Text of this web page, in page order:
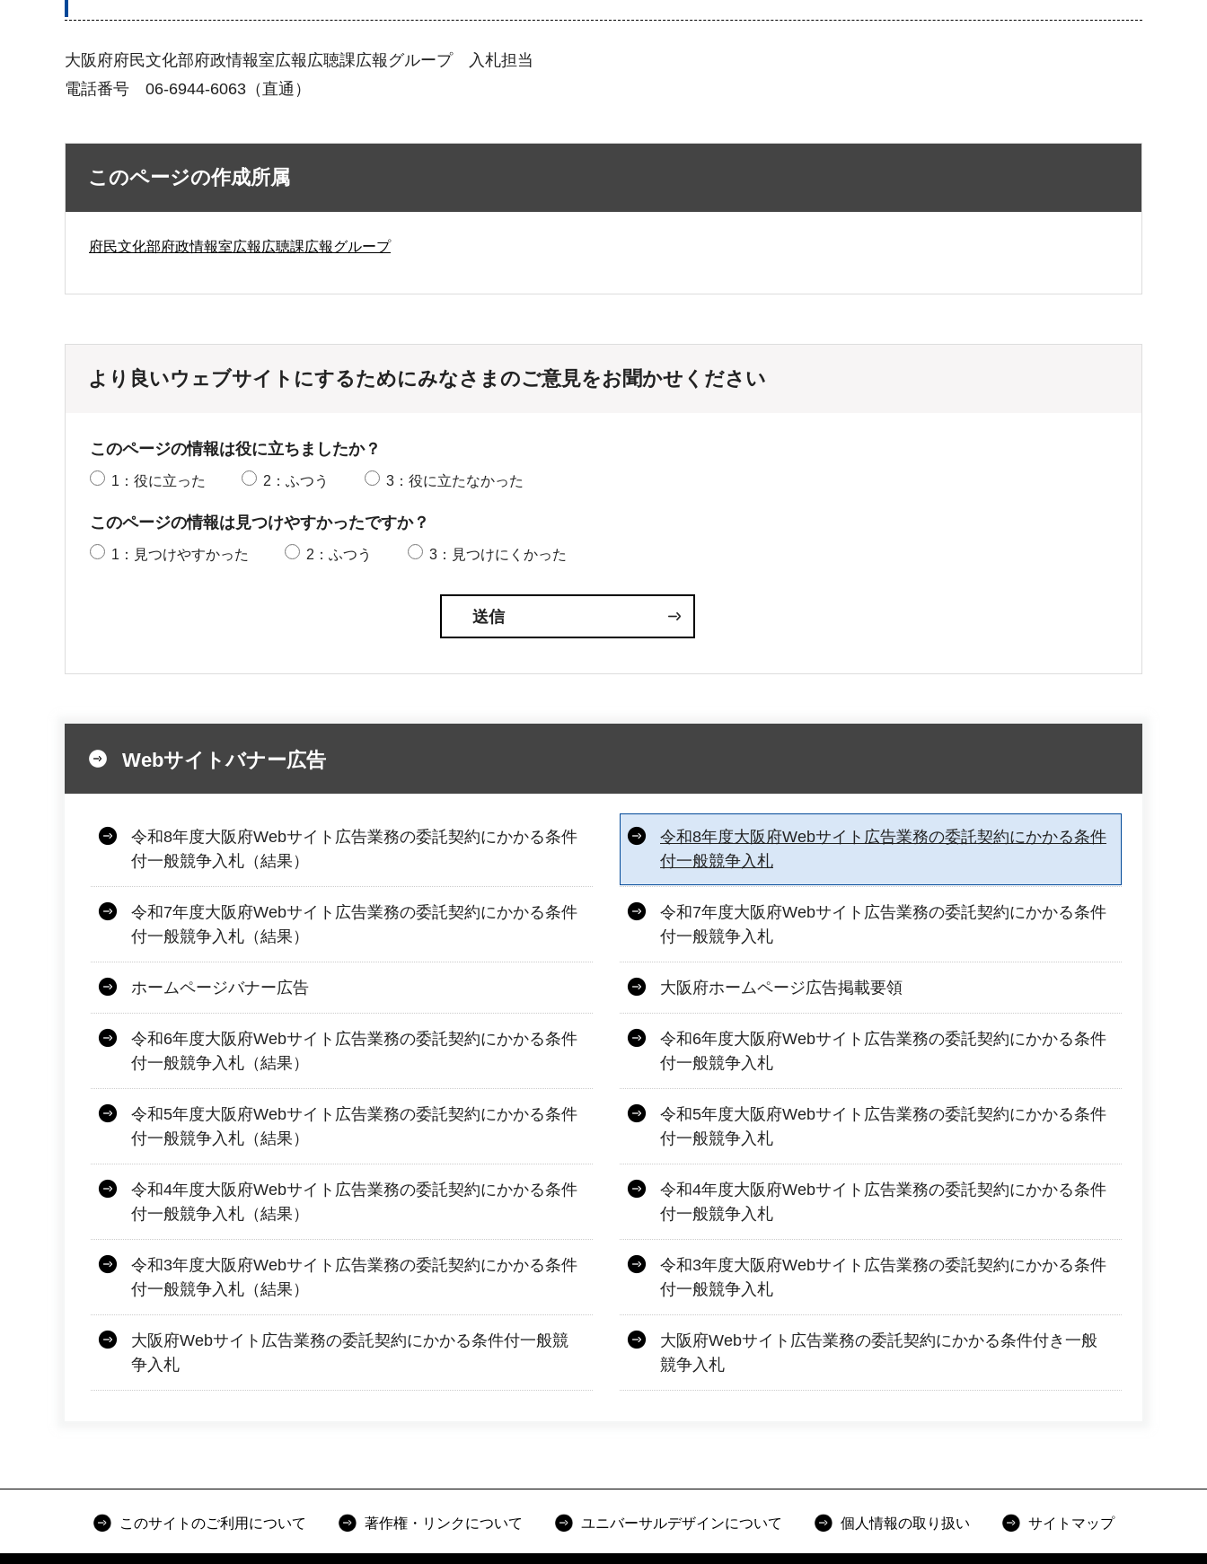
大阪府府民文化部府政情報室広報広聴課広報グループ 入札担当
電話番号 06-6944-6063（直通）
このページの作成所属
府民文化部府政情報室広報広聴課広報グループ
より良いウェブサイトにするためにみなさまのご意見をお聞かせください
このページの情報は役に立ちましたか？
1：役に立った 2：ふつう 3：役に立たなかった
このページの情報は見つけやすかったですか？
1：見つけやすかった 2：ふつう 3：見つけにくかった
Webサイトバナー広告
令和8年度大阪府Webサイト広告業務の委託契約にかかる条件
付一般競争入札（結果）
令和8年度大阪府Webサイト広告業務の委託契約にかかる条件
付一般競争入札
令和7年度大阪府Webサイト広告業務の委託契約にかかる条件
付一般競争入札（結果）
令和7年度大阪府Webサイト広告業務の委託契約にかかる条件
付一般競争入札
ホームページバナー広告 大阪府ホームページ広告掲載要領
令和6年度大阪府Webサイト広告業務の委託契約にかかる条件
付一般競争入札（結果）
令和6年度大阪府Webサイト広告業務の委託契約にかかる条件
付一般競争入札
令和5年度大阪府Webサイト広告業務の委託契約にかかる条件
付一般競争入札（結果）
令和5年度大阪府Webサイト広告業務の委託契約にかかる条件
付一般競争入札
令和4年度大阪府Webサイト広告業務の委託契約にかかる条件
付一般競争入札（結果）
令和4年度大阪府Webサイト広告業務の委託契約にかかる条件
付一般競争入札
令和3年度大阪府Webサイト広告業務の委託契約にかかる条件
付一般競争入札（結果）
令和3年度大阪府Webサイト広告業務の委託契約にかかる条件
付一般競争入札
大阪府Webサイト広告業務の委託契約にかかる条件付一般競
争入札
大阪府Webサイト広告業務の委託契約にかかる条件付き一般
競争入札
このサイトのご利用について 著作権・リンクについて ユニバーサルデザインについて 個人情報の取り扱い サイトマップ